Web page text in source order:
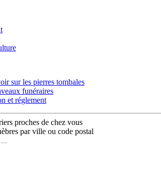
sur les pierres tombales
funéraires
et réglement
proches de chez vous
par ville ou code postal